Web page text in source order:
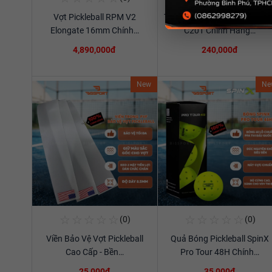
Vợt Pickleball RPM V2
Elongate 16mm Chính…
4,890,000đ
Túi Thể Thao Cầu Lông Ywyat
C201 Chính Hãng…
240,000đ
New
Xem chi tiết
(0)
Viền Bảo Vệ Vợt Pickleball
Cao Cấp - Bền…
Xem chi tiết
(0)
Quả Bóng Pickleball SpinX
Pro Tour 48H Chính…